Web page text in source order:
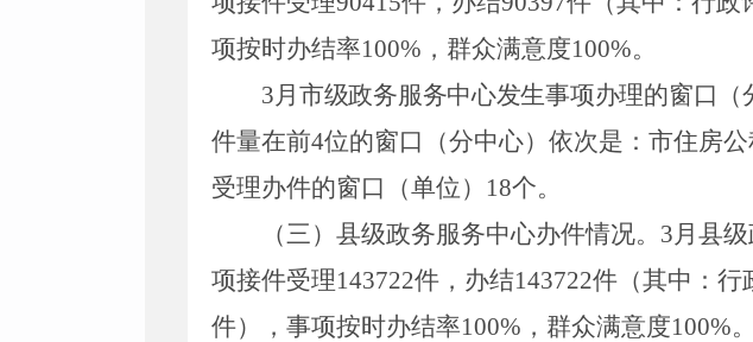
项按时办结率100% ，群众满意度100%。
3月市级政务服务中心发生事项办理的窗口（
件量在前4位的窗口（分中心）依次是： 市住房
受理办件的窗口
（单位 ） 18个。
（三）县级政务服务中心办件情况。 3月县
项接件受理143722件， 办结143722件（其中： 行
件），事项按时办结率100% ，群众满意度100%。